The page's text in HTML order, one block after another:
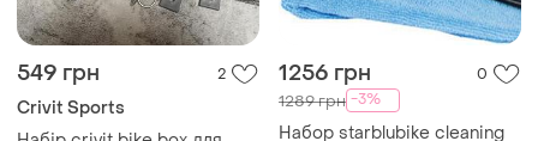
549 грн 2
Crivit Sports
1256 грн 0
1289 грн -3%
Набор starblubike cleaning